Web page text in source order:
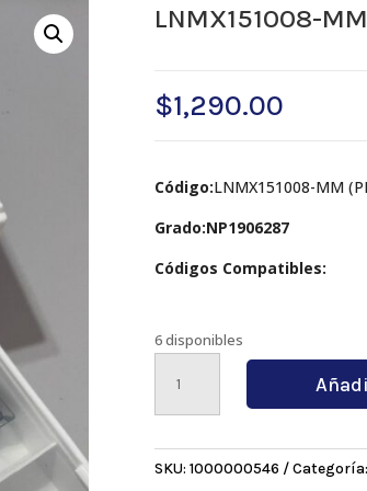
LNMX151008-
$1,290.00
Código:LNMX151008-MM
Grado:NP1906287
Códigos Compatibles:
6 disponibles
LNMX151008-
MM
NP1906287
SKU: 1000000546